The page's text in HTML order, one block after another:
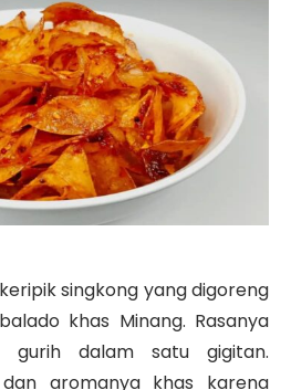
singkong yang digoreng
khas Minang. Rasanya
gurih dalam satu gigitan.
aromanya khas karena